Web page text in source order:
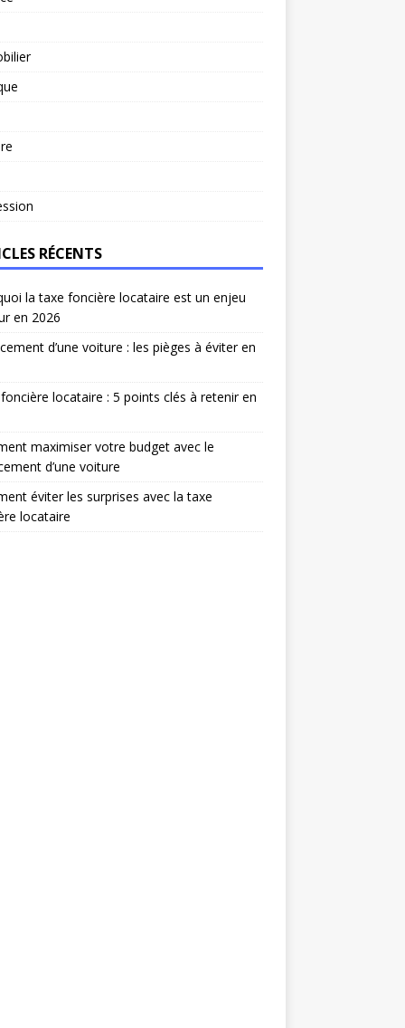
RÉCENTS
la taxe foncière locataire est un enjeu
en 2026
d’une voiture : les pièges à éviter en
locataire : 5 points clés à retenir en
maximiser votre budget avec le
d’une voiture
éviter les surprises avec la taxe
locataire